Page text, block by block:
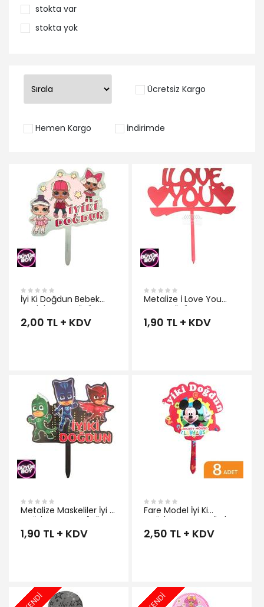
stokta var
stokta yok
Ücretsiz Kargo
Hemen Kargo İndirimde
İyi Ki Doğdun Bebek
Model Pasta Süsü
2,00 TL + KDV
İNCELE
Metalize İ Love You
Pasta Süsü Kırmızı
1,90 TL + KDV
Metalize Maskeliler İyi Ki
Doğdun Pasta Süsü
1,90 TL + KDV
İNCELE
Fare Model İyi Ki
Doğdun Karton Kürdan
2,50 TL + KDV